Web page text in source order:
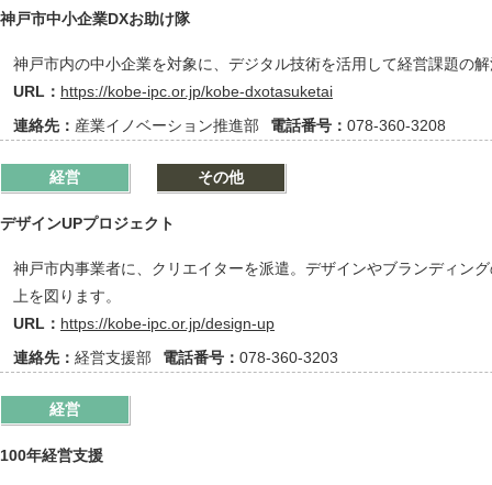
神戸市中小企業DXお助け隊
神戸市内の中小企業を対象に、デジタル技術を活用して経営課題の
URL： https://kobe-ipc.or.jp/kobe-dxotasuketai
連絡先： 産業イノベーション推進部 電話番号： 078-360-3208
経営 その他
デザインUPプロジェクト
神戸市内事業者に、クリエイターを派遣。デザインやブランディン
上を図ります。
URL： https://kobe-ipc.or.jp/design-up
連絡先： 経営支援部 電話番号： 078-360-3203
経営
100年経営支援